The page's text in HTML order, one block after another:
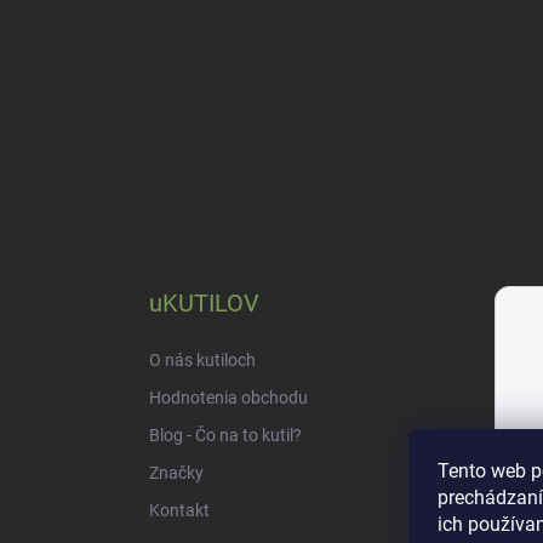
Tento web
ich
uKUTILOV
O nás kutiloch
Hodnotenia obchodu
Blog - Čo na to kutil?
Značky
Kontakt